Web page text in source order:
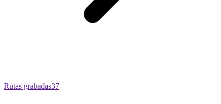
Rutas grabadas37